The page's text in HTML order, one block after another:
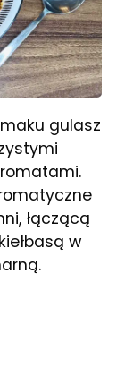
gulasz
łączącą
w